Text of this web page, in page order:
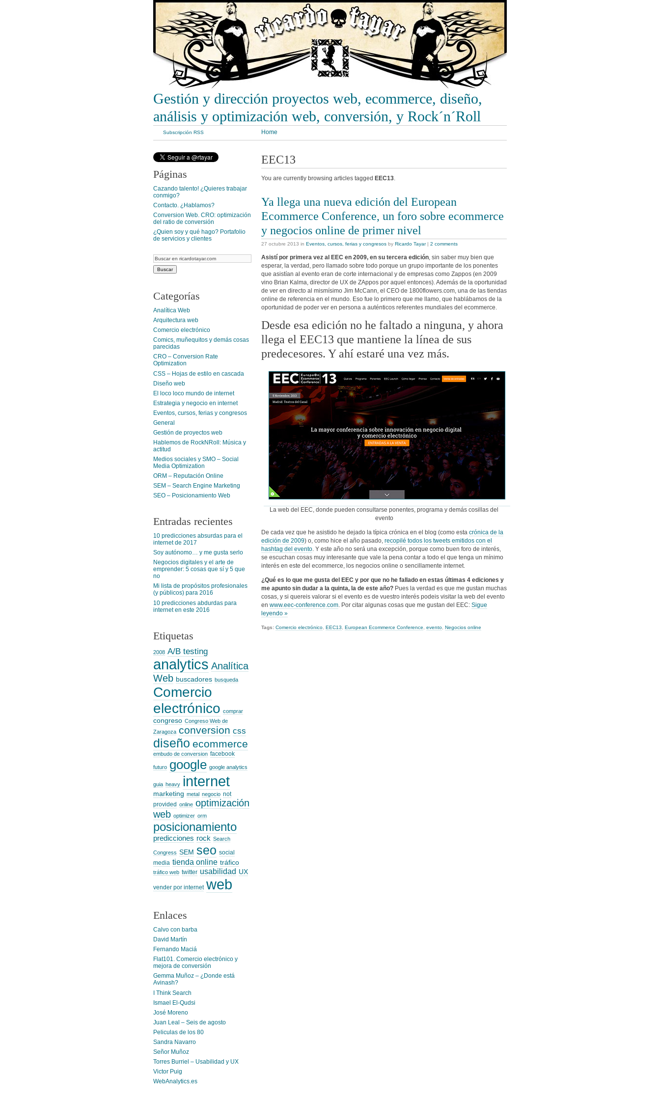
Gestión y dirección proyectos web, ecommerce, diseño,
análisis y optimización web, conversión, y Rock´n´Roll
Home
Subscripción RSS
EEC13
You are currently browsing articles tagged EEC13.
Ya llega una nueva edición del European
Ecommerce Conference, un foro sobre ecommerce
y negocios online de primer nivel
27 octubre 2013 in Eventos, cursos, ferias y congresos by Ricardo Tayar| 2 comments
Asistí por primera vez al EEC en 2009, en su tercera edición, sin saber muy bien que
esperar, la verdad, pero llamado sobre todo porque un grupo importante de los ponentes
que asistían al evento eran de corte internacional y de empresas como Zappos (en 2009
vino Brian Kalma, director de UX de ZAppos por aquel entonces). Además de la oportunidad
de ver en directo al mismísimo Jim McCann, el CEO de 1800flowers.com, una de las tiendas
online de referencia en el mundo. Eso fue lo primero que me llamo, que hablábamos de la
oportunidad de poder ver en persona a auténticos referentes mundiales del ecommerce.
Desde esa edición no he faltado a ninguna, y ahora
llega el EEC13 que mantiene la línea de sus
predecesores. Y ahí estaré una vez más.
La web del EEC, donde pueden consultarse ponentes, programa y demás cosillas del
evento
De cada vez que he asistido he dejado la típica crónica en el blog (como esta crónica de la
edición de 2009) o, como hice el año pasado, recopilé todos los tweets emitidos con el
hashtag del evento. Y este año no será una excepción, porque como buen foro de interés,
se escuchan cosas muy interesante que vale la pena contar a todo el que tenga un mínimo
interés en este del ecommerce, los negocios online o sencillamente internet.
¿Qué es lo que me gusta del EEC y por que no he fallado en estas últimas 4 ediciones y
me apunto sin dudar a la quinta, la de este año? Pues la verdad es que me gustan muchas
cosas, y si quereis valorar si el evento es de vuestro interés podeis visitar la web del evento
en www.eec-conference.com. Por citar algunas cosas que me gustan del EEC: Sigue
leyendo »
Tags: Comercio electrónico EEC13 European Ecommerce Conference evento Negocios online
Páginas
Cazando talento! ¿Quieres trabajar
conmigo?
Contacto. ¿Hablamos?
Conversion Web. CRO: optimización
del ratio de conversión
¿Quien soy y qué hago? Portafolio
de servicios y clientes
Categorías
Analítica Web
Arquitectura web
Comercio electrónico
Comics, muñequitos y demás cosas
parecidas
CRO – Conversion Rate
Optimization
CSS – Hojas de estilo en cascada
Diseño web
El loco loco mundo de internet
Estrategia y negocio en internet
Eventos, cursos, ferias y congresos
General
Gestión de proyectos web
Hablemos de RockNRoll: Música y
actitud
Medios sociales y SMO – Social
Media Optimization
ORM – Reputación Online
SEM – Search Engine Marketing
SEO – Posicionamiento Web
Entradas recientes
10 predicciones absurdas para el
internet de 2017
Soy autónomo… y me gusta serlo
Negocios digitales y el arte de
emprender: 5 cosas que sí y 5 que
no
Mi lista de propósitos profesionales
(y públicos) para 2016
10 predicciones abdurdas para
internet en este 2016
Etiquetas
2008 A/B testing
analytics Analítica
Web buscadores busqueda
Comercio
electrónico comprar
congreso Congreso Web de
Zaragoza conversion css
diseño ecommerce
embudo de conversion facebook
futuro google google analytics
guia heavy internet
marketing metal negocio not
provided online optimización
web optimizer orm
posicionamiento
predicciones rock Search
Congress SEM seo social
media tienda online tráfico
tráfico web twitter usabilidad UX
vender por internet web
Enlaces
Calvo con barba
David Martín
Fernando Maciá
Flat101. Comercio electrónico y
mejora de conversión
Gemma Muñoz – ¿Donde está
Avinash?
I Think Search
Ismael El-Qudsi
José Moreno
Juan Leal – Seis de agosto
Peliculas de los 80
Sandra Navarro
Señor Muñoz
Torres Burriel – Usabilidad y UX
Victor Puig
WebAnalytics.es